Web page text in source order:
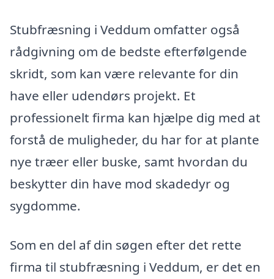
Stubfræsning i Veddum omfatter også
rådgivning om de bedste efterfølgende
skridt, som kan være relevante for din
have eller udendørs projekt. Et
professionelt firma kan hjælpe dig med at
forstå de muligheder, du har for at plante
nye træer eller buske, samt hvordan du
beskytter din have mod skadedyr og
sygdomme.
Som en del af din søgen efter det rette
firma til stubfræsning i Veddum, er det en